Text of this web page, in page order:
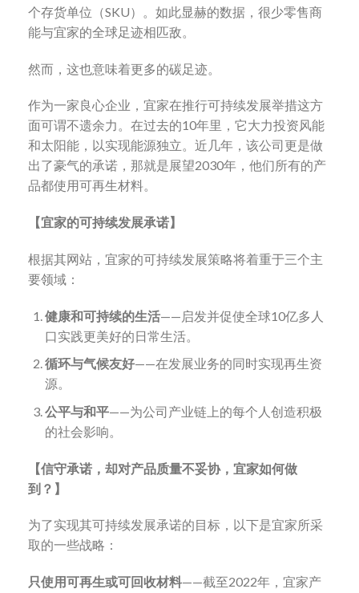
个存货单位（SKU）。如此显赫的数据，很少零售商
能与宜家的全球足迹相匹敌。
然而，这也意味着更多的碳足迹。
作为一家良心企业，宜家在推行可持续发展举措这方
面可谓不遗余力。在过去的10年里，它大力投资风能
和太阳能，以实现能源独立。近几年，该公司更是做
出了豪气的承诺，那就是展望2030年，他们所有的产
品都使用可再生材料。
【宜家的可持续发展承诺】
根据其网站，宜家的可持续发展策略将着重于三个主
要领域：
健康和可持续的生活——启发并促使全球10亿多人
口实践更美好的日常生活。
循环与气候友好——在发展业务的同时实现再生资
源。
公平与和平——为公司产业链上的每个人创造积极
的社会影响。
【信守承诺，却对产品质量不妥协，宜家如何做
到？】
为了实现其可持续发展承诺的目标，以下是宜家所采
取的一些战略：
只使用可再生或可回收材料——截至2022年，宜家产